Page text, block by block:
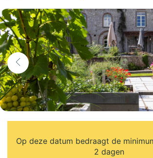
Op deze datum bedraagt de
2 dagen